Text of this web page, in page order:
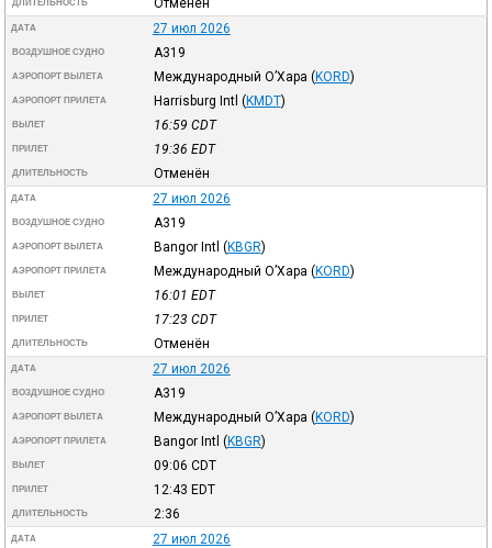
ДЛИТЕЛЬНОСТЬ
ДАТА 27 июл 2026
ВОЗДУШНОЕ СУДНО A319
АЭРОПОРТ ВЫЛЕТА Международный О’Хара (KORD)
АЭРОПОРТ ПРИЛЕТА Harrisburg Intl (KMDT)
ВЫЛЕТ 16:59 CDT
ПРИЛЕТ 19:36 EDT
ДЛИТЕЛЬНОСТЬ Отменён
ДАТА 27 июл 2026
ВОЗДУШНОЕ СУДНО A319
АЭРОПОРТ ВЫЛЕТА Bangor Intl (KBGR)
АЭРОПОРТ ПРИЛЕТА Международный О’Хара (KORD)
ВЫЛЕТ 16:01 EDT
ПРИЛЕТ 17:23 CDT
ДЛИТЕЛЬНОСТЬ Отменён
ДАТА 27 июл 2026
ВОЗДУШНОЕ СУДНО A319
АЭРОПОРТ ВЫЛЕТА Международный О’Хара (KORD)
АЭРОПОРТ ПРИЛЕТА Bangor Intl (KBGR)
ВЫЛЕТ 09:06 CDT
ПРИЛЕТ 12:43 EDT
ДЛИТЕЛЬНОСТЬ 2:36
ДАТА 27 июл 2026